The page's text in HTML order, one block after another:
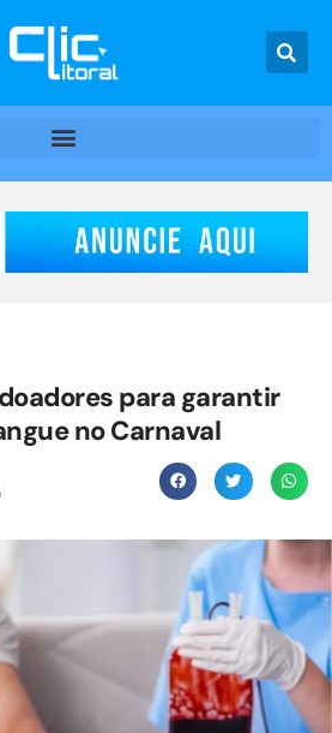
para garantir
no Carnaval